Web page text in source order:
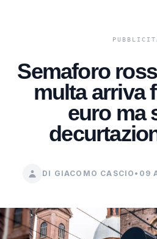
Semaforo
multa arriva
euro ma
DI GIACOMO CASCIO • 09